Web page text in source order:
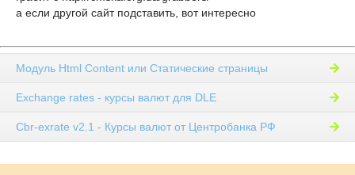
а если другой сайт подставить, вот интересно
Модуль Html Content или Статические страницы
Exchange rates - курсы валют для DLE
Cbr-exrate v2.1 - Курсы валют от Центробанка РФ